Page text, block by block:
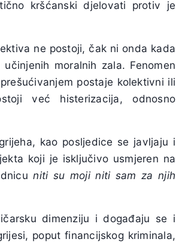
kršćanski djelovati protiv je
ne postoji, čak ni onda kada
moralnih zala. Fenomen
postaje kolektivni ili
već histerizacija, odnosno
kao posljedice se javljaju i
koji je isključivo usmjeren na
niti su moji niti sam za njih
dimenziju i događaju se i
poput financijskog kriminala,